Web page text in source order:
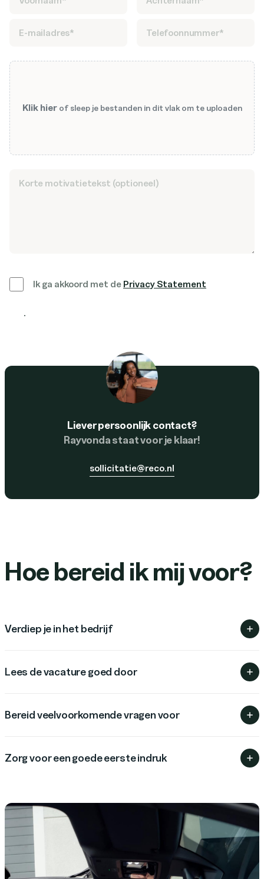
Klik hierof sleep je bestanden in dit vlak om te uploaden
Ik ga akkoord met de Privacy Statement
Solliciteer nu
Liever persoonlijk contact?
Rayvonda staat voor je klaar!
sollicitatie@reco.nl
Hoe bereid ik mij voor?
Verdiep je in het bedrijf
Lees de vacature goed door
Bereid veelvoorkomende vragen voor
Zorg voor een goede eerste indruk